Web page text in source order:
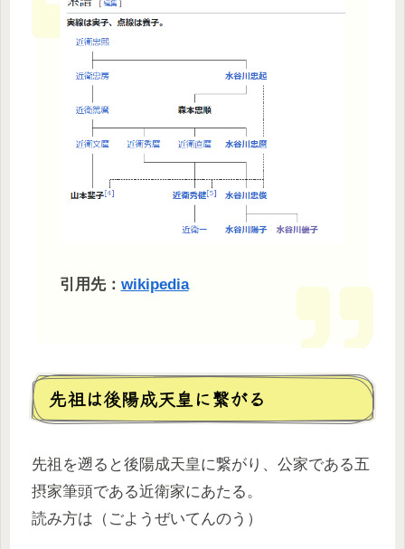
引用先： wikipedia
先祖は後陽成天皇に繋がる
先祖を遡ると後陽成天皇に繋がり、公家である五
摂家筆頭である近衛家にあたる。
読み方は（ごようぜいてんのう）